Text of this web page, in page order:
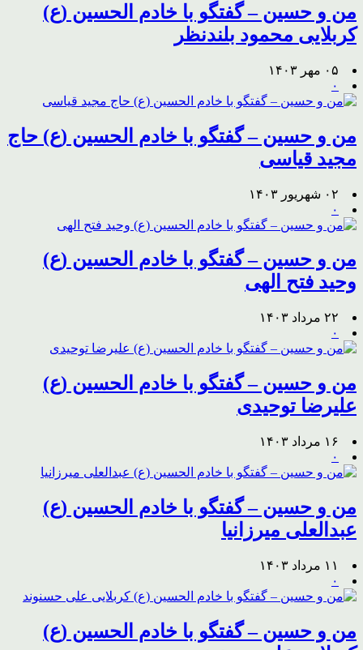
من و حسین – گفتگو با خادم الحسین (ع)
کربلایی محمود بلندنظر
۰۵ مهر ۱۴۰۳
۰
من و حسین – گفتگو با خادم الحسین (ع) حاج
مجید قیاسی
۰۲ شهریور ۱۴۰۳
۰
من و حسین – گفتگو با خادم الحسین (ع)
وحید فتح الهی
۲۲ مرداد ۱۴۰۳
۰
من و حسین – گفتگو با خادم الحسین (ع)
علیرضا توحیدی
۱۶ مرداد ۱۴۰۳
۰
من و حسین – گفتگو با خادم الحسین (ع)
عبدالعلی میرزانیا
۱۱ مرداد ۱۴۰۳
۰
من و حسین – گفتگو با خادم الحسین (ع)